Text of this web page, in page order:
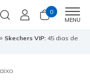
0
MENU
membrosInscreve-te⭐